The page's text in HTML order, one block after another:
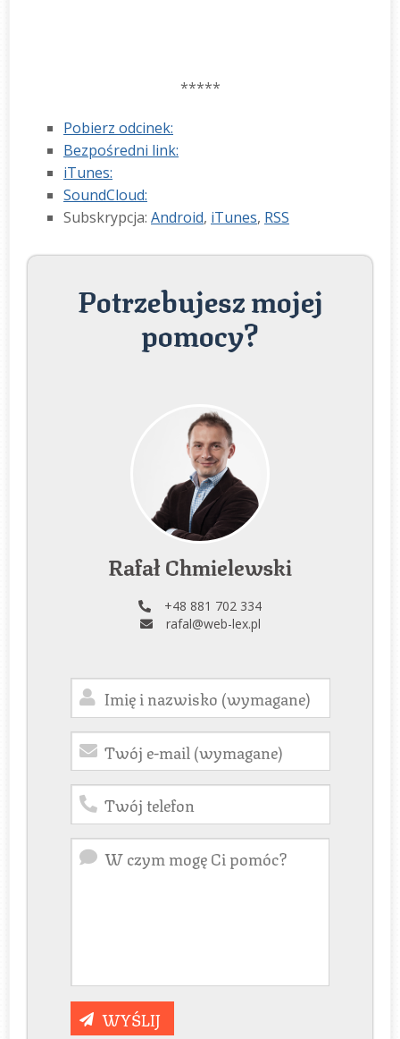
*****
Pobierz odcinek:
Bezpośredni link:
iTunes:
SoundCloud:
Subskrypcja: Android, iTunes, RSS
Potrzebujesz mojej
pomocy?
Rafał Chmielewski
+48 881 702 334
rafal@web-lex.pl